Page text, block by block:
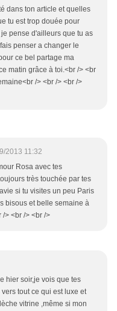
dans ton article et quelles
tu est trop douée pour
pense d'ailleurs que tu as
penser a changer le
ce bel partage ma
matin grâce à toi.<br /> <br
/> <br /> <br />
2013 11:32
Rosa avec tes
très touchée par tes
si tu visites un peu Paris
bisous et belle semaine à
/> <br /> <br />
hier soir,je vois que tes
tout ce qui est luxe et
vitrine ,même si mon